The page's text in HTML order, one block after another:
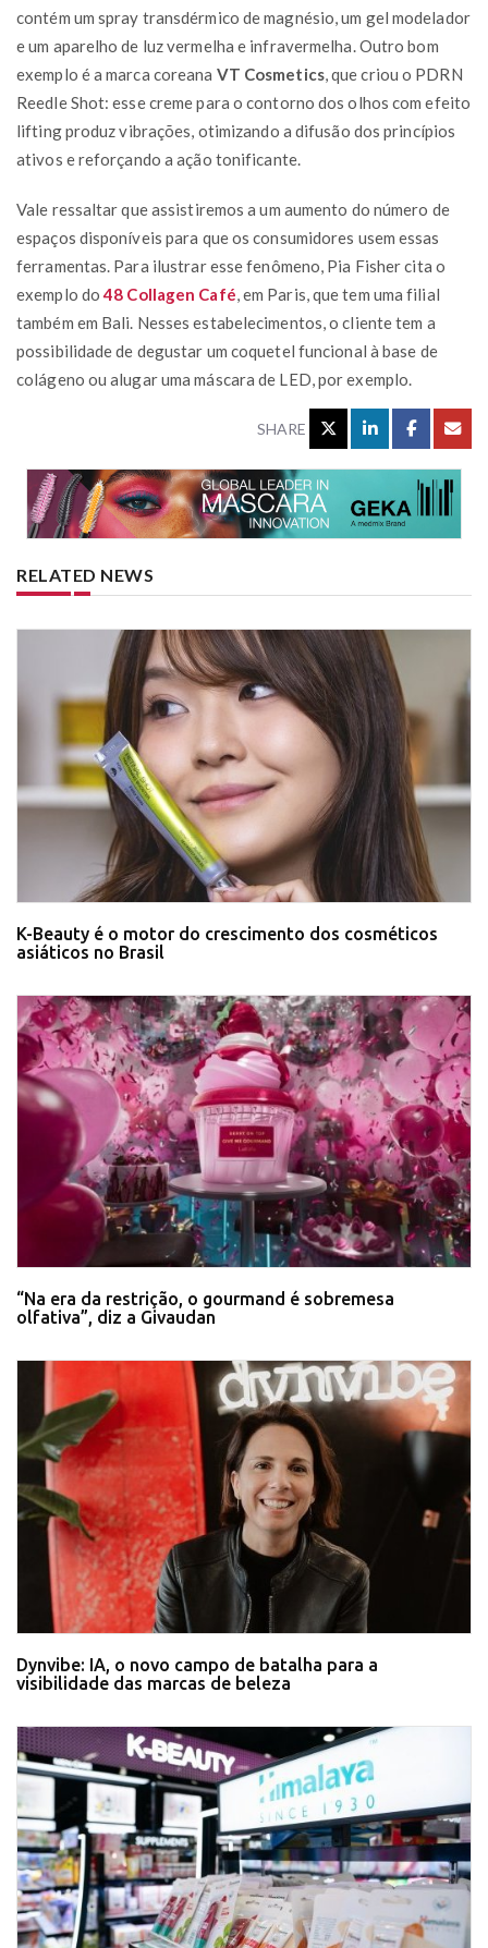
contém um spray transdérmico de magnésio, um gel modelador
e um aparelho de luz vermelha e infravermelha. Outro bom
exemplo é a marca coreana VT Cosmetics, que criou o PDRN
Reedle Shot: esse creme para o contorno dos olhos com efeito
lifting produz vibrações, otimizando a difusão dos princípios
ativos e reforçando a ação tonificante.
Vale ressaltar que assistiremos a um aumento do número de
espaços disponíveis para que os consumidores usem essas
ferramentas. Para ilustrar esse fenômeno, Pia Fisher cita o
exemplo do48 Collagen Café , em Paris, que tem uma filial
também em Bali. Nesses estabelecimentos, o cliente tem a
possibilidade de degustar um coquetel funcional à base de
colágeno ou alugar uma máscara de LED, por exemplo.
SHARE
RELATED NEWS
K-Beauty é o motor do crescimento dos cosméticos
asiáticos no Brasil
“Na era da restrição, o gourmand é sobremesa
olfativa”, diz a Givaudan
Dynvibe: IA, o novo campo de batalha para a
visibilidade das marcas de beleza